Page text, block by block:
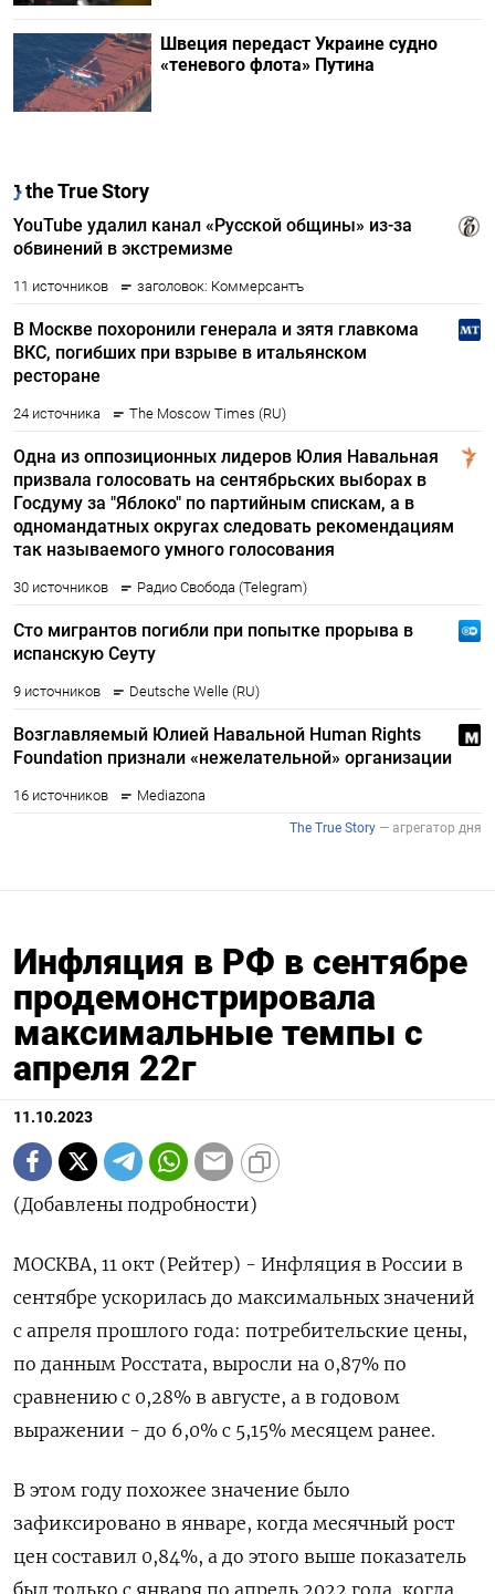
Швеция передаст Украине судно
«теневого флота» Путина
Инфляция в РФ в сентябре
продемонстрировала
максимальные темпы с
апреля 22г
11.10.2023
(Добавлены подробности)
МОСКВА, 11 окт (Рейтер) - Инфляция в России в
сентябре ускорилась до максимальных значений
с апреля прошлого года: потребительские цены,
по данным Росстата, выросли на 0,87% по
сравнению с 0,28% в августе, а в годовом
выражении - до 6,0% с 5,15% месяцем ранее.
В этом году похожее значение было
зафиксировано в январе, когда месячный рост
цен составил 0,84%, а до этого выше показатель
был только с января по апрель 2022 года, когда